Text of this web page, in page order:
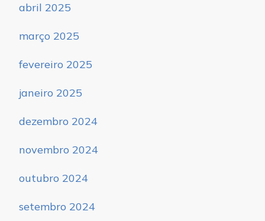
abril 2025
março 2025
fevereiro 2025
janeiro 2025
dezembro 2024
novembro 2024
outubro 2024
setembro 2024